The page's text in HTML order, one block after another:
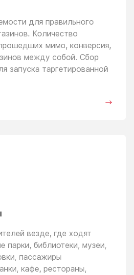
для правильного
Количество
мимо, конверсия,
между собой. Сбор
запуска таргетированной
везде, где ходят
парки, библиотеки, музеи,
пассажиры
кафе, рестораны,